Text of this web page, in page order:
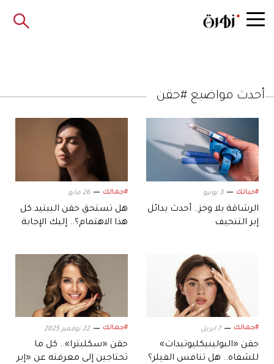
أحدث مواضيع #حقن
#حياتك 3 يونيو
الرشاقة بلا وخز.. أحدث بدائل
إبر التنحيف
#جمالك 26 مايو
هل تستحق حقن الببتيد كل
هذا الاهتمام؟.. إليك الإجابة
#جمالك 7 ابريل
حقن «البولينيكليوتيدات»
للشفاه.. هل تنافس الفيلر؟
#جمالك 22 نوفمبر 2025
حقن «سكلبترا».. كل ما
تحتاجين إلى معرفته عن «إبر